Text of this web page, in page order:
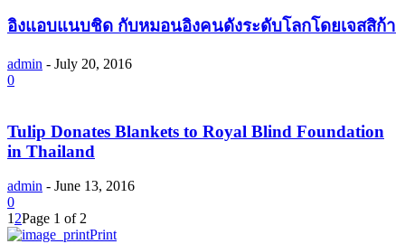
อิงแอบแนบชิด กับหมอนอิงคนดังระดับโลกโดยเจสสิก้า
admin - July 20, 2016
0
Tulip Donates Blankets to Royal Blind Foundation
in Thailand
admin - June 13, 2016
0
1 2Page 1 of 2
Print